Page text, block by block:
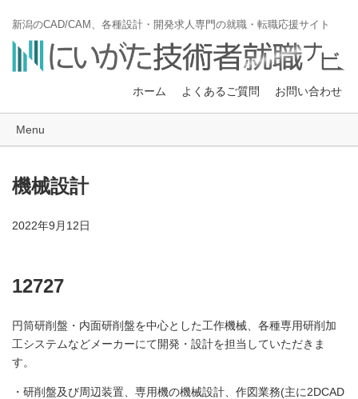
新潟のCAD/CAM、各種設計・開発求人専門の就職・転職応援サイト
ホーム よくあるご質問 お問い合わせ
Menu
機械設計
2022年9月12日
12727
円筒研削盤・内面研削盤を中心とした工作機械、各種専用研削加
工システムなどメーカーにて開発・設計を担当していただきま
す。
・研削盤及び周辺装置、専用機の機械設計、作図業務(主に2DCAD